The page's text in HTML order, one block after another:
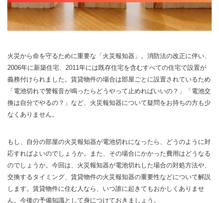
火災から命を守るために重要な「火災報知器」。消防法の改正に伴い、
2006年に新築住宅、2011年には既存住宅を含むすべての住宅で設置が
義務付けられました。賃貸物件の場合は部屋ごとに設置されているため
「電池切れで警報音が鳴ったらどうやって止めればいいの？」「電池交
換は自分でやるの？」など、火災報知器について疑問をお持ちの方も少
なくありません。
もし、自分の部屋の火災報知器が電池切れになったら、どうのように対
応すればよいのでしょうか。また、その場合にかかった費用はどうなる
のでしょうか。今回は、火災報知器が電池切れした場合の対処方法や、
交換するタイミング、賃貸物件の火災報知器の重要性などについて解説
します。賃貸物件に住む人なら、いつ誰に起きてもおかしくありませ
ん。今後の予備知識として身につけておきましょう。